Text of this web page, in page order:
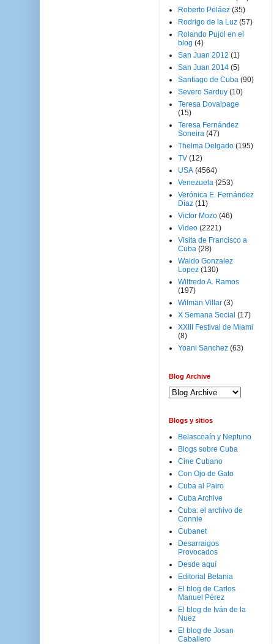
Roberto Peláez (35)
Rodrigo de la Luz (57)
Rolando Pujol en el
blog (4)
San Juan 2012 (1)
San Juan 2014 (5)
Santiago de Cuba (90)
Severo Sarduy (10)
Teresa Dovalpage
(15)
Teresa Fernández
Soneira (47)
Thelma Delgado (195)
TV (12)
USA (4564)
Venezuela (253)
Verónica E. Fernández
Díaz (11)
Victor Mozo (46)
Video (2221)
Visita de Francisco a
Cuba (28)
Waldo Gonzalez
Lopez (130)
Wilfredo A. Ramos
(197)
Wilman Villar (3)
X Semana Social (17)
XXIII Festival de Miami
(8)
Yoani Sanchez (63)
Blog Archive
Blogs y sitios
Belascoaín y Neptuno
Blogs sobre Cuba
Cine Cubano
Con Ojo de Gato
Cuba al Pairo
Cuba Archive
Cuba: el archivo de
Connie
Cubanet
Desarraigos
Provocados
Desde aquí
Editorial Betania
El blog de Carlos
Manuel Pérez
El blog de Iván de la
Nuez
El blog de Josan
Caballero